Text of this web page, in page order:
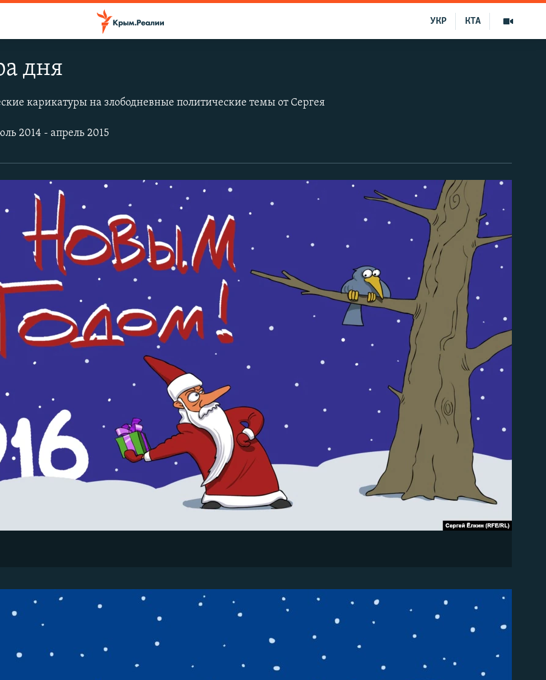
КТА
УКР
дня
карикатуры на злободневные политические темы от Сергея
2014 - апрель 2015